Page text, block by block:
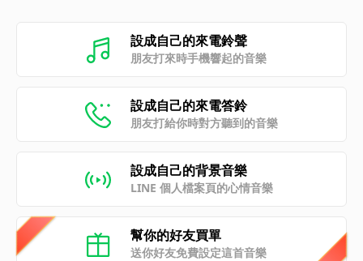
設成自己的來電鈴聲
朋友打來時手機響起的音樂
設成自己的來電答鈴
朋友打給你時對方聽到的音樂
設成自己的背景音樂
LINE 個人檔案頁的心情音樂
幫你的好友買單
送你好友免費設定這首音樂